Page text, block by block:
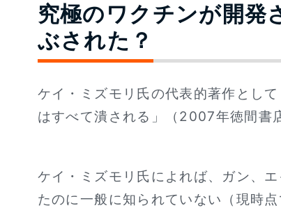
究極のワクチンが開発
ぶされた？
ケイ・ミズモリ氏の代表的著作とし
はすべて潰される」（2007年徳間書
ケイ・ミズモリ氏によれば、ガン、
たのに一般に知られていない（現時